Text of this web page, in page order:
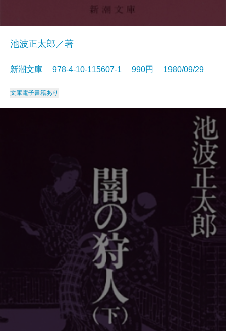
池波正太郎／著
新潮文庫 978-4-10-115607-1 990円 1980/09/29
文庫電子書籍あり